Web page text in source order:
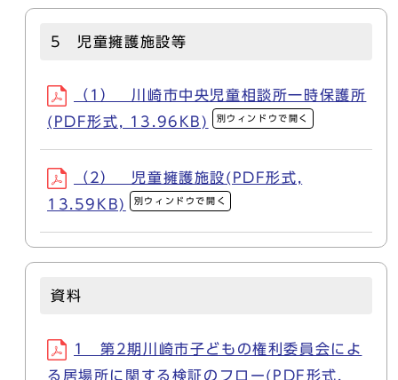
5 児童擁護施設等
（1） 川崎市中央児童相談所一時保護所
(PDF形式, 13.96KB)
別ウィンドウで開く
（2） 児童擁護施設(PDF形式,
13.59KB)
別ウィンドウで開く
資料
1 第2期川崎市子どもの権利委員会によ
る居場所に関する検証のフロー(PDF形式,